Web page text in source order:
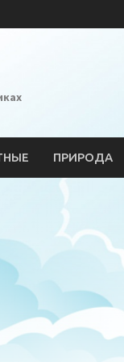
ПРИРОДА